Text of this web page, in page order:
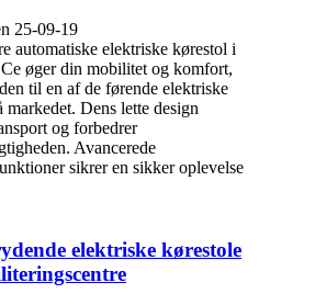
25-09-19
automatiske elektriske kørestol i
øger din mobilitet og komfort,
til en af ​​de førende elektriske
markedet. Dens lette design
og forbedrer
Avancerede
sikrer en sikker oplevelse
elektriske kørestole